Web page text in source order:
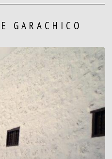
GARACHICO